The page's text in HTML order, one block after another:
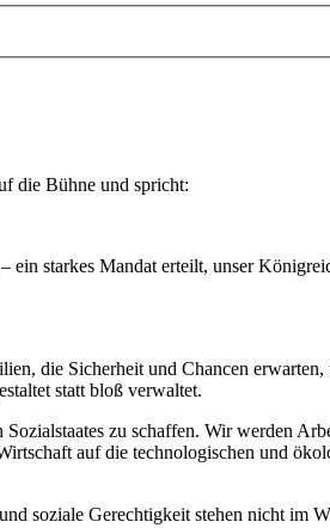
die Bühne und spricht:
starkes Mandat erteilt, unser
die Sicherheit und Chancen
statt bloß verwaltet.
zu schaffen. Wir werden
auf die technologischen und
soziale Gerechtigkeit stehen nicht im